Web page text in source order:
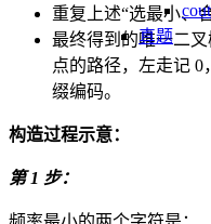
真题
重复上述“选最小、
最终得到的唯一二
点的路径，左走记
缀编码。
构造过程示意：
第 1 步：